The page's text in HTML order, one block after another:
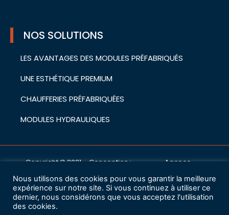
NOS SOLUTIONS
LES AVANTAGES DES MODULES PRÉFABRIQUÉS
UNE ESTHÉTIQUE PREMIUM
CHAUFFERIES PRÉFABRIQUÉES
MODULES HYDRAULIQUES
Copyright © 2021 – Conception : Agencecwa
Mentions légales
Charte de protection des données à caractère personnel
Nous utilisons des cookies pour vous garantir la meilleure
expérience sur notre site. Si vous continuez à utiliser ce
dernier, nous considérons que vous acceptez l'utilisation
des cookies.